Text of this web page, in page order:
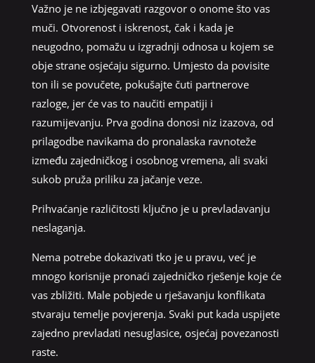
Važno je ne izbjegavati razgovor o onome što vas
muči. Otvorenost i iskrenost, čak i kada je
neugodno, pomažu u izgradnji odnosa u kojem se
obje strane osjećaju sigurno. Umjesto da povisite
ton ili se povučete, pokušajte čuti partnerove
razloge, jer će vas to naučiti empatiji i
razumijevanju. Prva godina donosi niz izazova, od
prilagodbe navikama do pronalaska ravnoteže
između zajedničkog i osobnog vremena, ali svaki
sukob pruža priliku za jačanje veze.
Prihvaćanje različitosti ključno je u prevladavanju
neslaganja.
Nema potrebe dokazivati tko je u pravu, već je
mnogo korisnije pronaći zajedničko rješenje koje će
vas zbližiti. Male pobjede u rješavanju konflikata
stvaraju temelje povjerenja. Svaki put kada uspijete
zajedno prevladati nesuglasice, osjećaj povezanosti
raste.